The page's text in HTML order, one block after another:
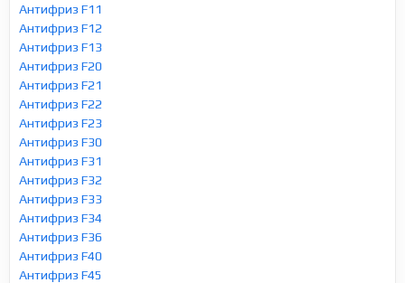
Антифриз F11
Антифриз F12
Антифриз F13
Антифриз F20
Антифриз F21
Антифриз F22
Антифриз F23
Антифриз F30
Антифриз F31
Антифриз F32
Антифриз F33
Антифриз F34
Антифриз F36
Антифриз F40
Антифриз F45